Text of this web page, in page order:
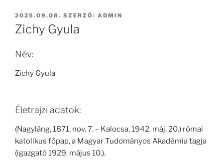
BEKÜLDVE:
2025.09.08. SZERZŐ: ADMIN
Zichy Gyula
Név:
Zichy Gyula
Életrajzi adatok:
(Nagyláng, 1871. nov. 7. – Kalocsa, 1942. máj. 20.) római
katolikus főpap, a Magyar Tudományos Akadémia tagja
(igazgató 1929. május 10.).